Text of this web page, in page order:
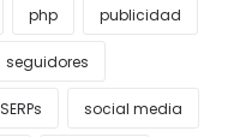
php publicidad
seguidores
SERPs social media